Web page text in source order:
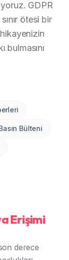
GDPR
ötesi bir
bulmasını
Bülteni
Erişimi
derece